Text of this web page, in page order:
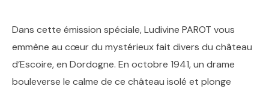
Dans cette émission spéciale, Ludivine PAROT vous
emmène au cœur du mystérieux fait divers du château
d’Escoire, en Dordogne. En octobre 1941, un drame
bouleverse le calme de ce château isolé et plonge